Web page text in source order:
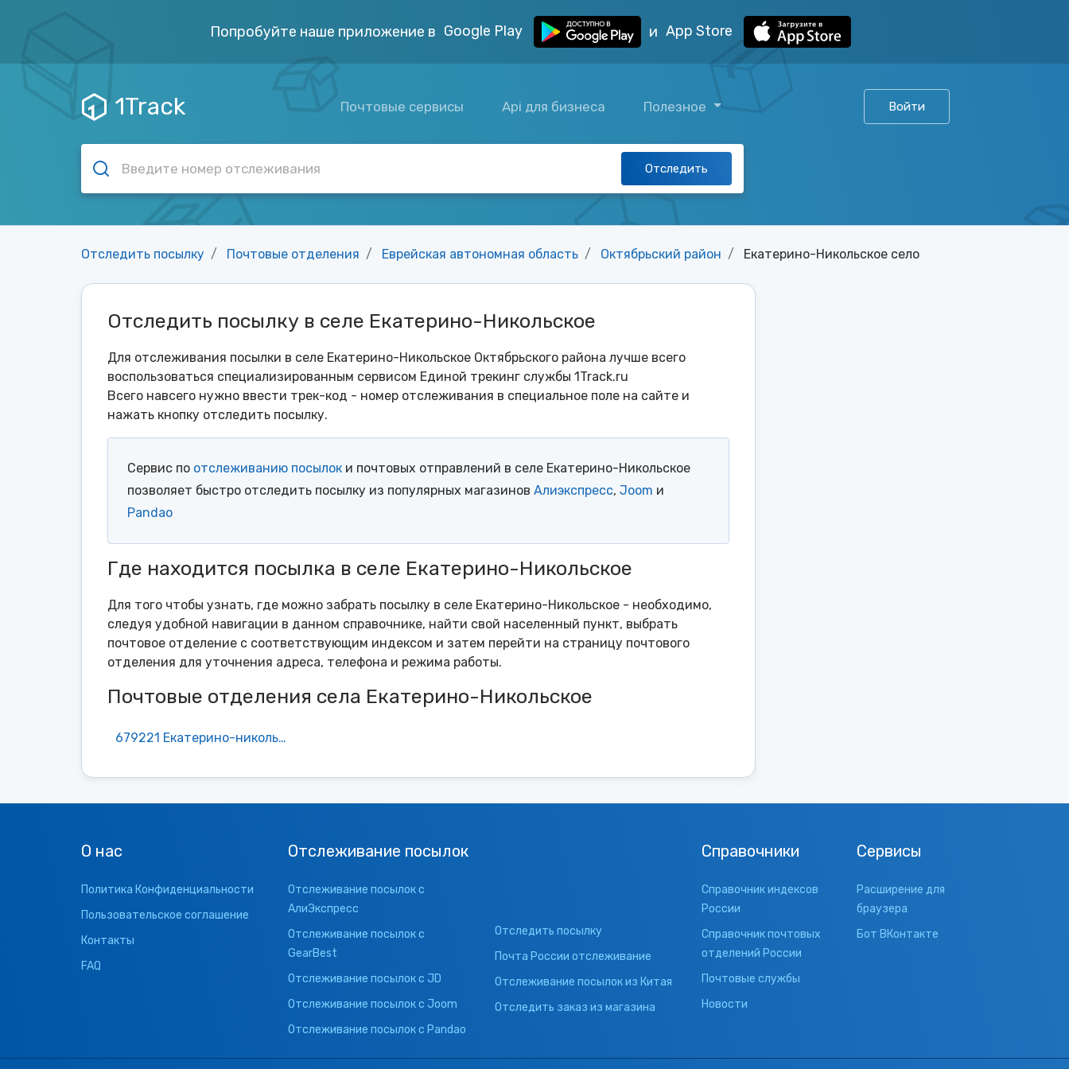
Попробуйте наше приложение в Google Play и App Store
1Track Почтовые сервисы Api для бизнеса Полезное Войти
Отследить
Отследить посылку Почтовые отделения Еврейская автономная область Октябрьский район Екатерино-Никольское село
Отследить посылку в селе Екатерино-Никольское
Для отслеживания посылки в селе Екатерино-Никольское Октябрьского района лучше всего
воспользоваться специализированным сервисом Единой трекинг службы 1Track.ru
Всего навсего нужно ввести трек-код - номер отслеживания в специальное поле на сайте и
нажать кнопку отследить посылку.
Сервис по отслеживанию посылок и почтовых отправлений в селе Екатерино-Никольское
позволяет быстро отследить посылку из популярных магазинов Алиэкспресс, Joom и
Pandao
Где находится посылка в селе Екатерино-Никольское
Для того чтобы узнать, где можно забрать посылку в селе Екатерино-Никольское - необходимо,
следуя удобной навигации в данном справочнике, найти свой населенный пункт, выбрать
почтовое отделение с соответствующим индексом и затем перейти на страницу почтового
отделения для уточнения адреса, телефона и режима работы.
Почтовые отделения села Екатерино-Никольское
679221 Екатерино-никольское
О нас
Политика Конфиденциальности
Пользовательское соглашение
Контакты
FAQ
Отслеживание посылок
Отслеживание посылок с
АлиЭкспресс
Отслеживание посылок с
GearBest
Отслеживание посылок с JD
Отслеживание посылок с Joom
Отслеживание посылок с Pandao
Отследить посылку
Почта России отслеживание
Отслеживание посылок из Китая
Отследить заказ из магазина
Справочники
Справочник индексов
России
Справочник почтовых
отделений России
Почтовые службы
Новости
Сервисы
Расширение для
браузера
Бот ВКонтакте